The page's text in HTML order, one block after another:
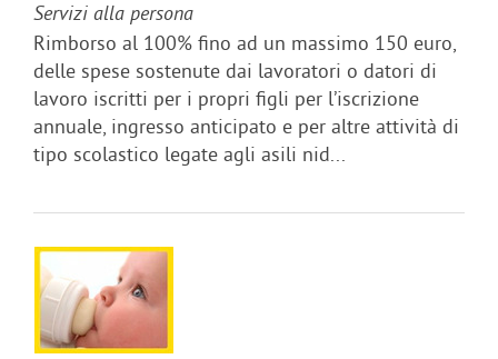
Servizi alla persona
Rimborso al 100% fino ad un massimo 150 euro,
delle spese sostenute dai lavoratori o datori di
lavoro iscritti per i propri figli per l’iscrizione
annuale, ingresso anticipato e per altre attività di
tipo scolastico legate agli asili nid...